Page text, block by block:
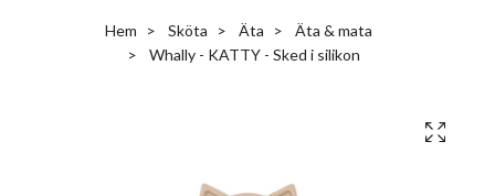
Hem Sköta Äta
Äta & mata
Whally - KATTY - Sked i silikon